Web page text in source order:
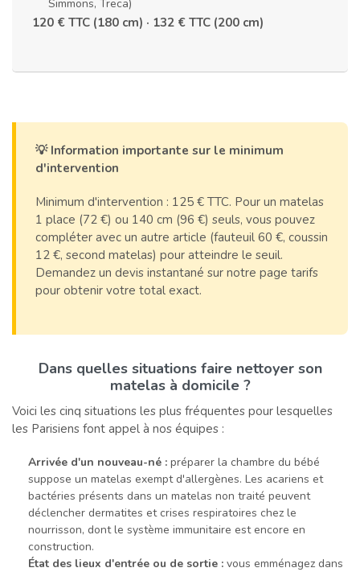
Simmons, Treca)
120 € TTC (180 cm) · 132 € TTC (200 cm)
💡 Information importante sur le minimum
d'intervention
Minimum d'intervention : 125 € TTC. Pour un matelas
1 place (72 €) ou 140 cm (96 €) seuls, vous pouvez
compléter avec un autre article (fauteuil 60 €, coussin
12 €, second matelas) pour atteindre le seuil.
Demandez un devis instantané sur notre page tarifs
pour obtenir votre total exact.
Dans quelles situations faire nettoyer son
matelas à domicile ?
Voici les cinq situations les plus fréquentes pour lesquelles
les Parisiens font appel à nos équipes :
Arrivée d'un nouveau-né : préparer la chambre du bébé
suppose un matelas exempt d'allergènes. Les acariens et
bactéries présents dans un matelas non traité peuvent
déclencher dermatites et crises respiratoires chez le
nourrisson, dont le système immunitaire est encore en
construction.
État des lieux d'entrée ou de sortie : vous emménagez dans